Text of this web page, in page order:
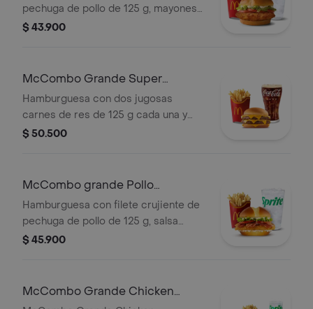
pechuga de pollo de 125 g, mayonesa
cremosa, lechuga fresca y tomate, en
grande a elección.
$ 43.900
McCombo Grande Super
Cheddar Lover
Hamburguesa con dos jugosas
carnes de res de 125 g cada una y
cinco quesos cremosos.
$ 50.500
McCombo grande Pollo
McCrispy Bacon Ranch
Hamburguesa con filete crujiente de
pechuga de pollo de 125 g, salsa
ranch, tocineta ahumada, lechuga
grandes y bebida grande a elección.
$ 45.900
McCombo Grande Chicken